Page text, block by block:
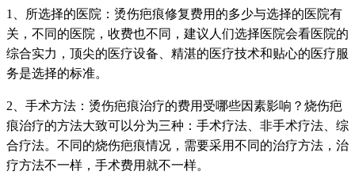
1、所选择的医院：烫伤疤痕修复费用的多少与选择的医院有
关，不同的医院，收费也不同，建议人们选择医院会看医院的
综合实力，顶尖的医疗设备、精湛的医疗技术和贴心的医疗服
务是选择的标准。
2、手术方法：烫伤疤痕治疗的费用受哪些因素影响？烧伤疤
痕治疗的方法大致可以分为三种：手术疗法、非手术疗法、综
合疗法。不同的烧伤疤痕情况，需要采用不同的治疗方法，治
疗方法不一样，手术费用就不一样。